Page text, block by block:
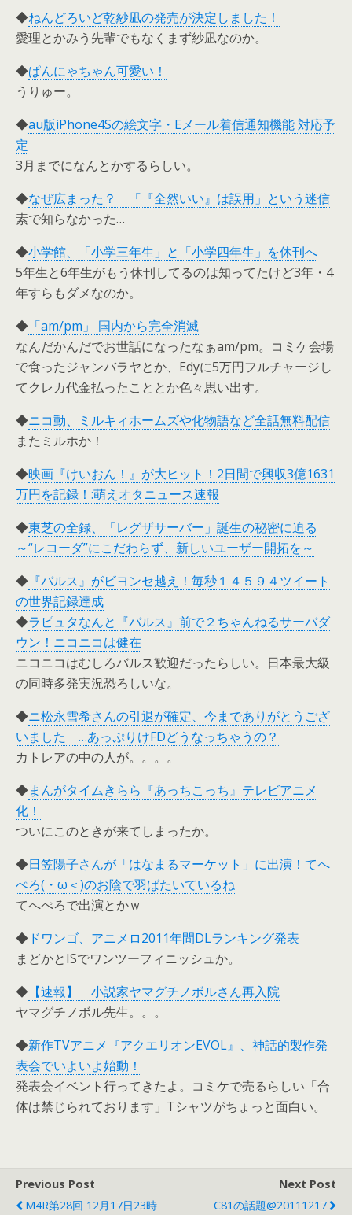
◆ねんどろいど乾紗凪の発売が決定しました！
愛理とかみう先輩でもなくまず紗凪なのか。
◆ぱんにゃちゃん可愛い！
うりゅー。
◆au版iPhone4Sの絵文字・Eメール着信通知機能 対応予
定
3月までになんとかするらしい。
◆なぜ広まった？ 「『全然いい』は誤用」という迷信
素で知らなかった…
◆小学館、「小学三年生」と「小学四年生」を休刊へ
5年生と6年生がもう休刊してるのは知ってたけど3年・4
年すらもダメなのか。
◆ 「am/pm」 国内から完全消滅
なんだかんだでお世話になったなぁam/pm。コミケ会場
で食ったジャンバラヤとか、Edyに5万円フルチャージし
てクレカ代金払ったこととか色々思い出す。
◆ニコ動、ミルキィホームズや化物語など全話無料配信
またミルホか！
◆映画『けいおん！』が大ヒット！2日間で興収3億1631
万円を記録！:萌えオタニュース速報
◆東芝の全録、「レグザサーバー」誕生の秘密に迫る
～“レコーダ”にこだわらず、新しいユーザー開拓を～
◆ 『バルス』がビヨンセ越え！毎秒１４５９４ツイート
の世界記録達成
◆ラピュタなんと『バルス』前で２ちゃんねるサーバダ
ウン！ニコニコは健在
ニコニコはむしろバルス歓迎だったらしい。日本最大級
の同時多発実況恐ろしいな。
◆ニ松永雪希さんの引退が確定、今までありがとうござ
いました …あっぷりけFDどうなっちゃうの？
カトレアの中の人が。。。。
◆まんがタイムきらら『あっちこっち』テレビアニメ
化！
ついにこのときが来てしまったか。
◆日笠陽子さんが「はなまるマーケット」に出演！てへ
ぺろ(・ω＜)のお陰で羽ばたいているね
てへぺろで出演とかｗ
◆ ドワンゴ、アニメロ2011年間DLランキング発表
まどかとISでワンツーフィニッシュか。
◆ 【速報】 小説家ヤマグチノボルさん再入院
ヤマグチノボル先生。。。
◆新作TVアニメ『アクエリオンEVOL』、神話的製作発
表会でいよいよ始動！
発表会イベント行ってきたよ。コミケで売るらしい「合
体は禁じられております」Tシャツがちょっと面白い。
Previous Post
M4R第28回 12月17日23時
Next Post
C81の話題@20111217